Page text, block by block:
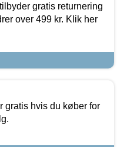
gratis returnering
over 499 kr. Klik her
gratis hvis du køber for